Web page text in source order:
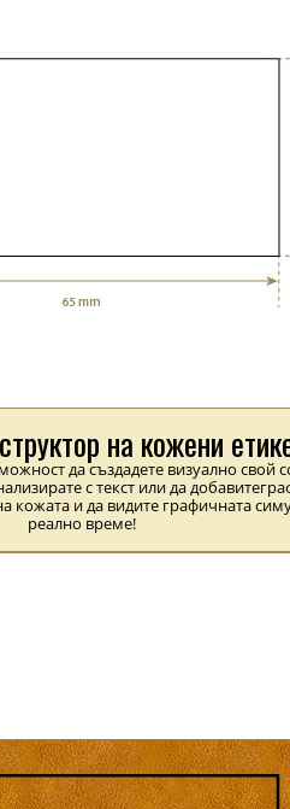
на кожени
да създадете визуално свой
с текст или да
кожата и да видите графичната
реално време!